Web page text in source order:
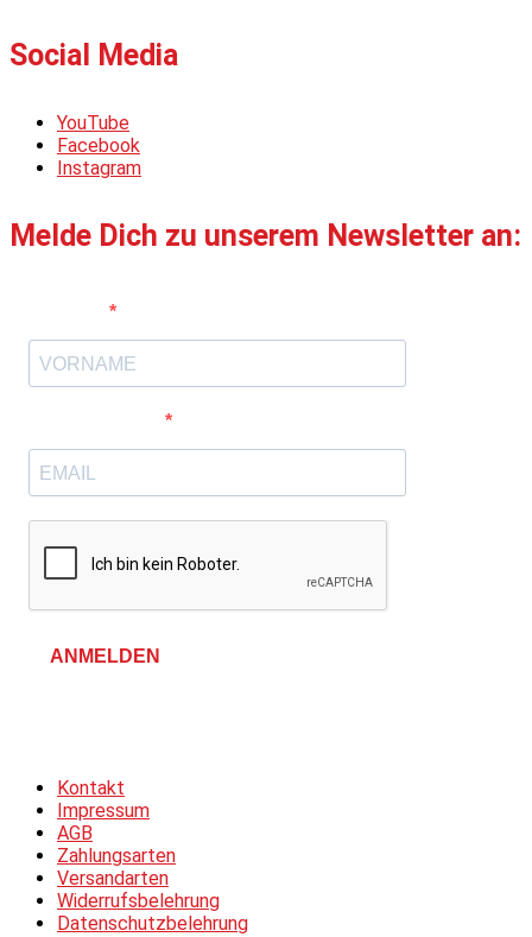
Social Media
YouTube
Facebook
Instagram
Melde Dich zu unserem Newsletter an:
ANMELDEN
Kontakt
Impressum
AGB
Zahlungsarten
Versandarten
Widerrufsbelehrung
Datenschutzbelehrung